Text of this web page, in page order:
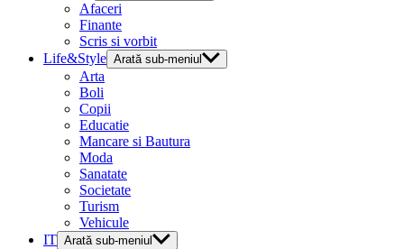
Afaceri
Finante
Scris si vorbit
Life&Style Arată sub-meniul
Arta
Boli
Copii
Educatie
Mancare si Bautura
Moda
Sanatate
Societate
Turism
Vehicule
IT Arată sub-meniul